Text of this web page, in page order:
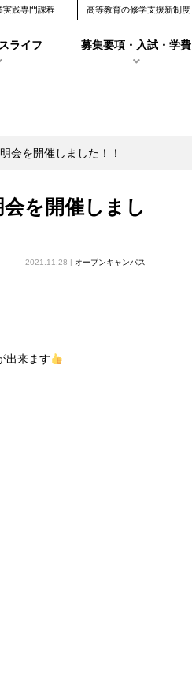
実践専門課程 高等教育の修学支援新制度
ライフ 募集要項・入試・学費
会を開催しました！！
を開催しまし
2021.11.28 |オープンキャンパス
出来ます